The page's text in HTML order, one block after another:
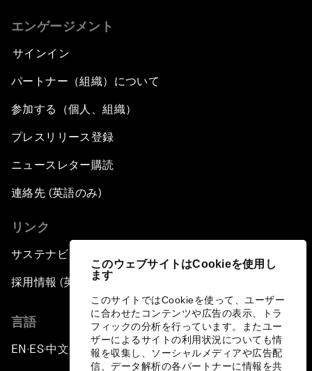
このウェブサイトはCookieを使用し
ます
このサイトではCookieを使って、ユーザー
に合わせたコンテンツや広告の表示、トラ
フィックの分析を行っています。またユー
ザーによるサイトの利用状況についても情
報を収集し、ソーシャルメディアや広告配
信、データ解析の各パートナーに情報を共
エンゲージメント
サインイン
パートナー（組織）について
参加する（個人、組織）
プレスリリース登録
ニュースレター購読
連絡先 (英語のみ)
リンク
サステナビリティへの取り組み
採用情報 (英語のみ)
言語
EN ▪ ES▪中文▪ 日本語